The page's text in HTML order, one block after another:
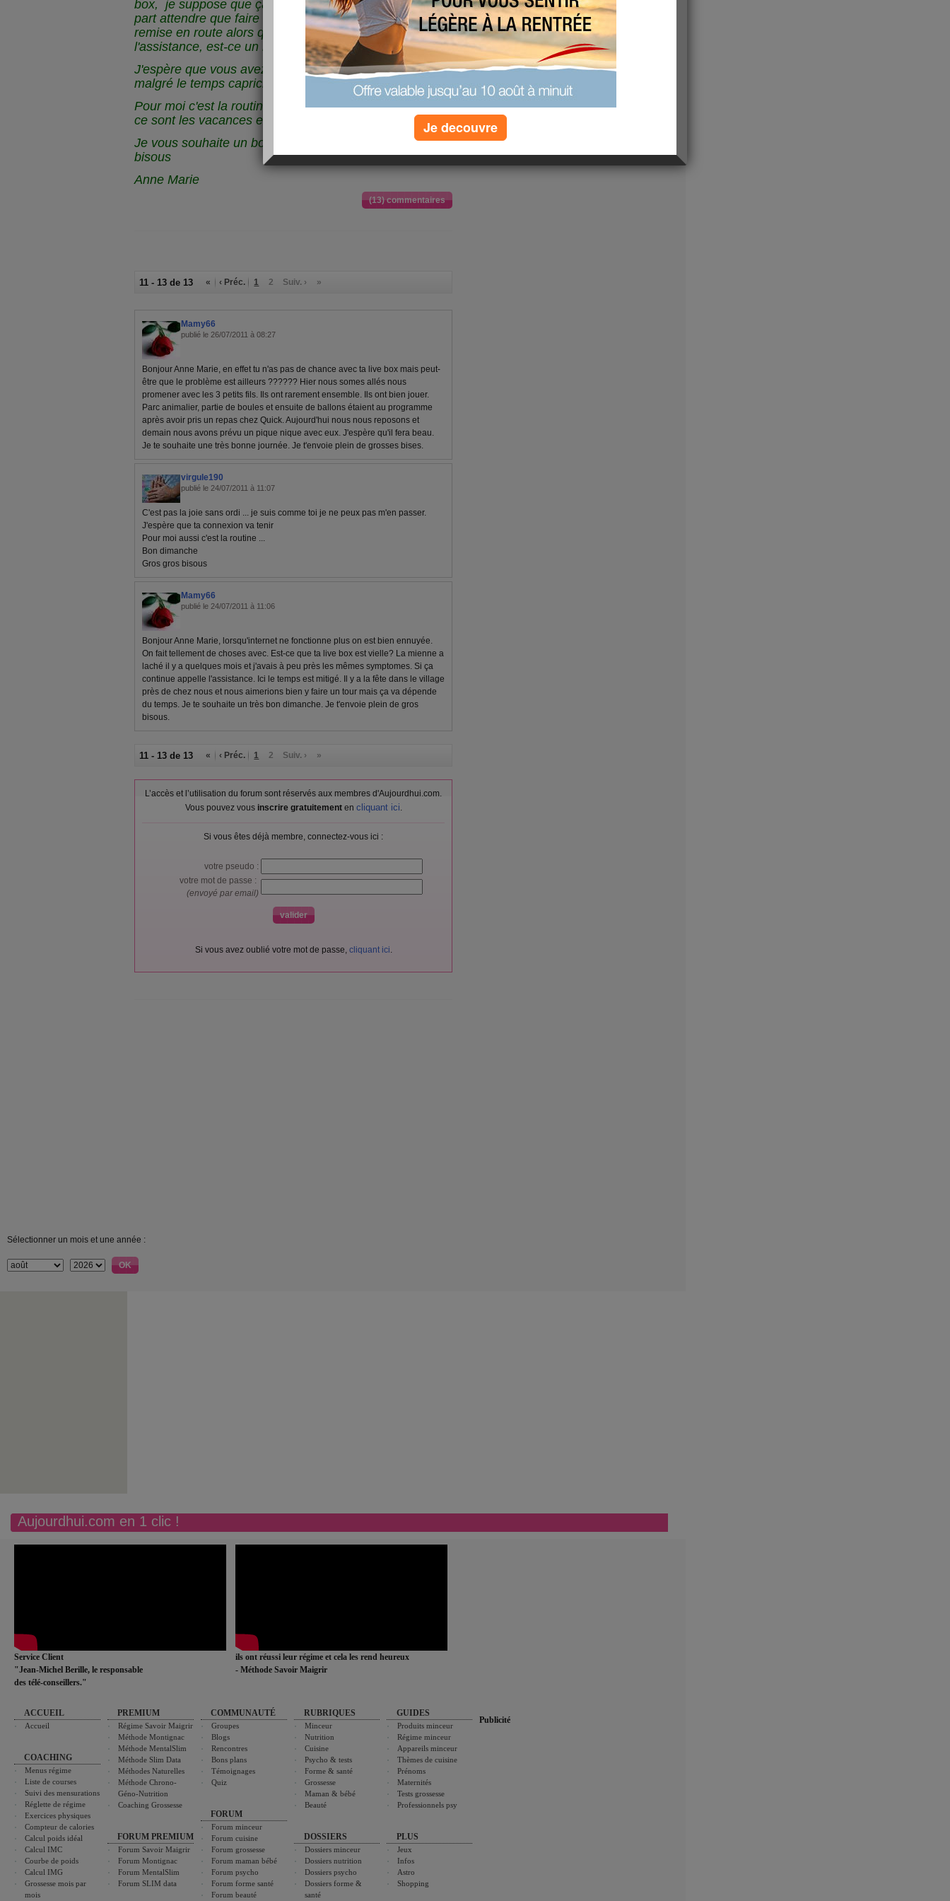
box, je suppose que ça vient du fournisseur, mais bon à
part attendre que faire !!!! A plusieurs reprises elle s'est
remise en route alors que je composais le n° de tél de
l'assistance, est-ce un hasard allez savoir ?
J'espère que vous avez passé une bonne semaine
malgré le temps capricieux et que vous allez bien .
Pour moi c'est la routine, je ne sors que par obligation,
ce sont les vacances et tout est calme .
Je vous souhaite un bon dimanche et vous fait de gros
bisous
Anne Marie
(13) commentaires
11 - 13 de 13 « ‹ Préc. 1 2 Suiv. › »
Mamy66
publié le 26/07/2011 à 08:27
Bonjour Anne Marie, en effet tu n'as pas de chance avec ta live box mais peut-
être que le problème est ailleurs ?????? Hier nous somes allés nous
promener avec les 3 petits fils. Ils ont rarement ensemble. Ils ont bien jouer.
Parc animalier, partie de boules et ensuite de ballons étaient au programme
après avoir pris un repas chez Quick. Aujourd'hui nous nous reposons et
demain nous avons prévu un pique nique avec eux. J'espère qu'il fera beau.
Je te souhaite une très bonne journée. Je t'envoie plein de grosses bises.
virgule190
publié le 24/07/2011 à 11:07
C'est pas la joie sans ordi ... je suis comme toi je ne peux pas m'en passer.
J'espère que ta connexion va tenir
Pour moi aussi c'est la routine ...
Bon dimanche
Gros gros bisous
Mamy66
publié le 24/07/2011 à 11:06
Bonjour Anne Marie, lorsqu'internet ne fonctionne plus on est bien ennuyée.
On fait tellement de choses avec. Est-ce que ta live box est vielle? La mienne a
laché il y a quelques mois et j'avais à peu près les mêmes symptomes. Si ça
continue appelle l'assistance. Ici le temps est mitigé. Il y a la fête dans le village
près de chez nous et nous aimerions bien y faire un tour mais ça va dépende
du temps. Je te souhaite un très bon dimanche. Je t'envoie plein de gros
bisous.
11 - 13 de 13 « ‹ Préc. 1 2 Suiv. › »
L’accès et l’utilisation du forum sont réservés aux membres d'Aujourdhui.com.
Vous pouvez vous inscrire gratuitementen cliquant ici.
Si vous êtes déjà membre, connectez-vous ici :
votre pseudo :
votre mot de passe :
(envoyé par email)
Si vous avez oublié votre mot de passe, cliquant ici.
Sélectionner un mois et une année :
Aujourdhui.com en 1 clic !
Service Client
"Jean-Michel Berille, le responsable
des télé-conseillers."
ils ont réussi leur régime et cela les rend heureux
- Méthode Savoir Maigrir
ACCUEIL
Accueil
COACHING
Menus régime
Liste de courses
Suivi des mensurations
Réglette de régime
Exercices physiques
Compteur de calories
Calcul poids idéal
Calcul IMC
Courbe de poids
Calcul IMG
Grossesse mois par
mois
PREMIUM
Régime Savoir Maigrir
Méthode Montignac
Méthode MentalSlim
Méthode Slim Data
Méthodes Naturelles
Méthode Chrono-
Géno-Nutrition
Coaching Grossesse
FORUM PREMIUM
Forum Savoir Maigrir
Forum Montignac
Forum MentalSlim
Forum SLIM data
COMMUNAUTÉ
Groupes
Blogs
Rencontres
Bons plans
Témoignages
Quiz
FORUM
Forum minceur
Forum cuisine
Forum grossesse
Forum maman bébé
Forum psycho
Forum forme santé
Forum beauté
RUBRIQUES
Minceur
Nutrition
Cuisine
Psycho & tests
Forme & santé
Grossesse
Maman & bébé
Beauté
DOSSIERS
Dossiers minceur
Dossiers nutrition
Dossiers psycho
Dossiers forme &
santé
GUIDES
Produits minceur
Régime minceur
Appareils minceur
Thèmes de cuisine
Prénoms
Maternités
Tests grossesse
Professionnels psy
PLUS
Jeux
Infos
Astro
Shopping
Publicité
Je decouvre